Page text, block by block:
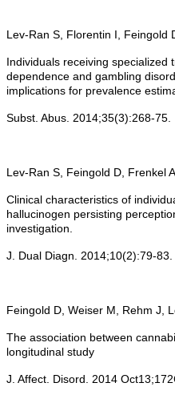
Lev-Ran S, Florentin I, Feingold
Individuals receiving specialized
dependence and gambling
implications for prevalence
Subst. Abus. 2014;35(3):268-75.
Lev-Ran S, Feingold D, Frenkel
Clinical characteristics of
hallucinogen persisting
investigation.
J. Dual Diagn. 2014;10(2):79-83.
Feingold D, Weiser M, Rehm J,
The association between
longitudinal study
J. Affect. Disord. 2014